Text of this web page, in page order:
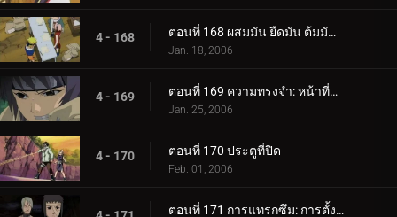
4 - 168 ตอนที่ 168 ผสมมัน ยืดมัน ต้มมันขึ้นมา! เผาหม้อทองแดงเผา!
Jan. 18, 2006
4 - 169 ตอนที่ 169 ความทรงจำ: หน้าที่หายไป
Jan. 25, 2006
4 - 170 ตอนที่ 170 ประตูที่ปิด
Feb. 01, 2006
ตอนที่ 171 การแทรกซึม: การตั้งค่า!